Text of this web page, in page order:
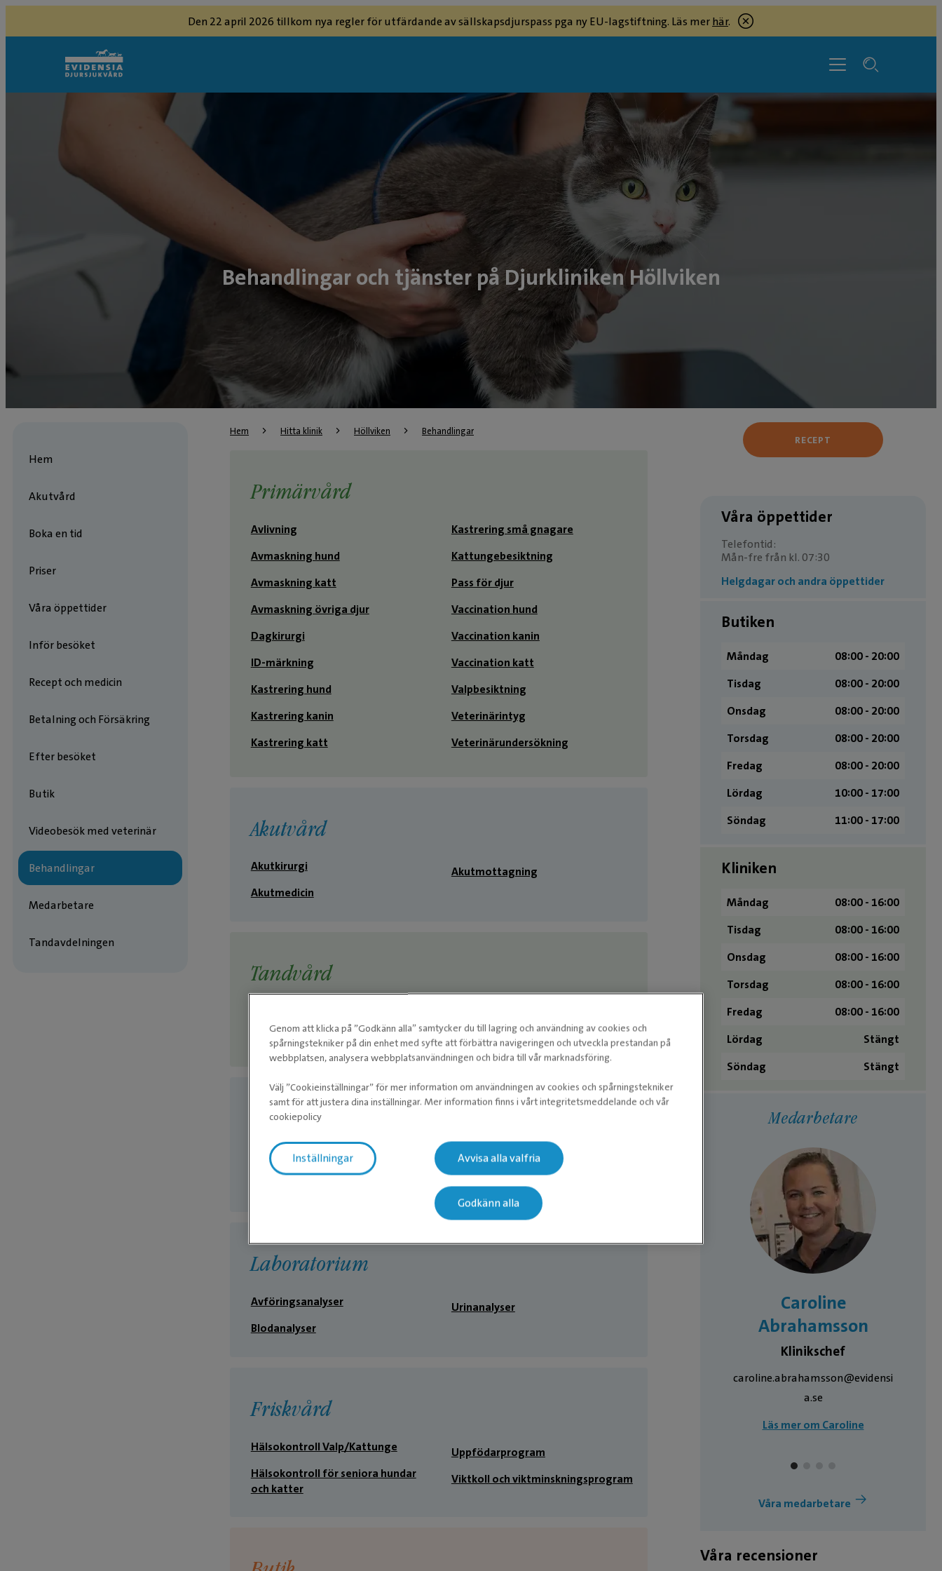
Den 22 april 2026 tillkom nya regler för utfärdande av sällskapsdjurspass pga ny EU-lagstiftning. Läs merhär.
Behandlingar och tjänster på Djurkliniken Höllviken
Hem Hitta klinik Höllviken Behandlingar
Hem
Akutvård
Boka en tid
Priser
Våra öppettider
Inför besöket
Recept och medicin
Betalning och Försäkring
Efter besöket
Butik
Videobesök med veterinär
Behandlingar
Medarbetare
Tandavdelningen
Primärvård
Avlivning
Avmaskning hund
Avmaskning katt
Avmaskning övriga djur
Dagkirurgi
ID-märkning
Kastrering hund
Kastrering kanin
Kastrering katt
Kastrering små gnagare
Kattungebesiktning
Pass för djur
Vaccination hund
Vaccination kanin
Vaccination katt
Valpbesiktning
Veterinärintyg
Veterinärundersökning
Akutvård
Akutkirurgi
Akutmedicin
Akutmottagning
Tandvård
Tandutdragning
Bilddiagnostik
Kontraströntgen
Ultraljudsundersökning
Laboratorium
Avföringsanalyser
Blodanalyser
Urinanalyser
Friskvård
Hälsokontroll Valp/Kattunge
Hälsokontroll för seniora hundar
och katter
Uppfödarprogram
Viktkoll och viktminskningsprogram
RECEPT
Våra öppettider
Telefontid:
Mån-fre från kl. 07:30
Helgdagar och andra öppettider
Butiken
Måndag
08:00 ­- 20:00
Tisdag
08:00 ­- 20:00
Onsdag
08:00 ­- 20:00
Torsdag
08:00 ­- 20:00
Fredag
08:00 ­- 20:00
Lördag
10:00 ­- 17:00
Söndag
11:00 ­- 17:00
Kliniken
Måndag
08:00 - 16:00
Tisdag
08:00 - 16:00
Onsdag
08:00 - 16:00
Torsdag
08:00 - 16:00
Fredag
08:00 - 16:00
Lördag
Stängt
Söndag
Stängt
Medarbetare
Caroline
Abrahamsson
Klinikschef
caroline.abrahamsson@evidensi
a.se
Läs mer om Caroline
Våra medarbetare
Våra recensioner
Genom att klicka på ”Godkänn alla” samtycker du till lagring och användning av cookies och
spårningstekniker på din enhet med syfte att förbättra navigeringen och utveckla prestandan på
webbplatsen, analysera webbplatsanvändningen och bidra till vår marknadsföring.
Välj ”Cookieinställningar” för mer information om användningen av cookies och spårningstekniker
samt för att justera dina inställningar. Mer information finns i vårt integritetsmeddelande och vår
cookiepolicy
Inställningar Avvisa alla valfria
Godkänn alla